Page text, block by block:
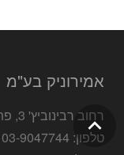
אמירוניק בע"מ
רחוב רבינוביץ' 3, פתח-תקווה 4928144.
טלפון: 03-9047744